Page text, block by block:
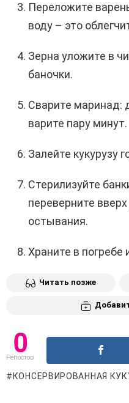
Переложите
воду – это
Зерна уложите в
баночки.
Сварите маринад:
варите пару минут.
Залейте кукурузу
Стерилизуйте
переверните
остывания.
Храните в погребе
Читать позже
0
Репостов
КОНСЕРВИРОВАННАЯ